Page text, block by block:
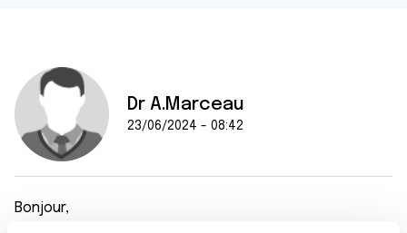
Dr A.Marceau
23/06/2024 - 08:42
Bonjour,